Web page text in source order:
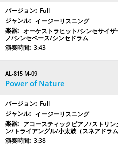
Full
イージーリスニング
オーケストラヒット/シンセサイ
ノ/シンセベース/シンセドラム
3:43
AL-815 M-09
Power of Nature
Full
イージーリスニング
アコースティックピアノ/ストリ
ン/トライアングル/小太鼓（スネアドラ
3:38